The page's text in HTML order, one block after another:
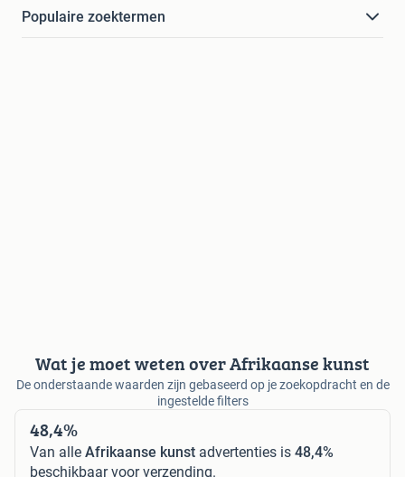
Populaire zoektermen
Wat je moet weten over Afrikaanse kunst
De onderstaande waarden zijn gebaseerd op je zoekopdracht en de
ingestelde filters
48,4%
Van alle Afrikaanse kunst advertenties is 48,4%
beschikbaar voor verzending.